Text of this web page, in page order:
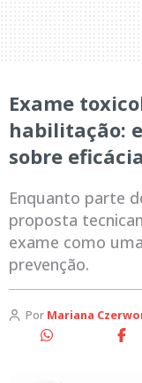
Exame
habilitação:
sobre
Enquanto parte
proposta
exame como
prevenção.
Por Mariana